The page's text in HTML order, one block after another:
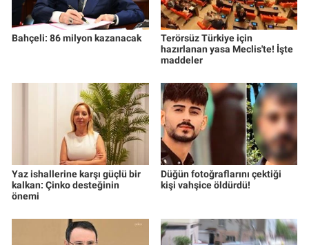
Bahçeli: 86 milyon kazanacak
Terörsüz Türkiye için
hazırlanan yasa Meclis'te! İşte
maddeler
Yaz ishallerine karşı güçlü bir
kalkan: Çinko desteğinin
önemi
Düğün fotoğraflarını çektiği
kişi vahşice öldürdü!